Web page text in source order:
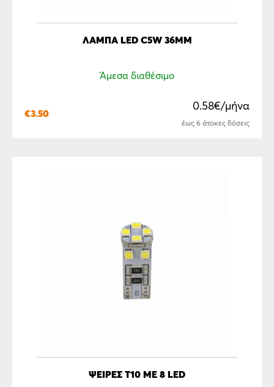
ΛΆΜΠΑ LED C5W 36MM
Άμεσα διαθέσιμο
€3.50
0.58€/μήνα
έως 6 άτοκες δόσεις
ΨΕΊΡΕΣ T10 ΜΕ 8 LED